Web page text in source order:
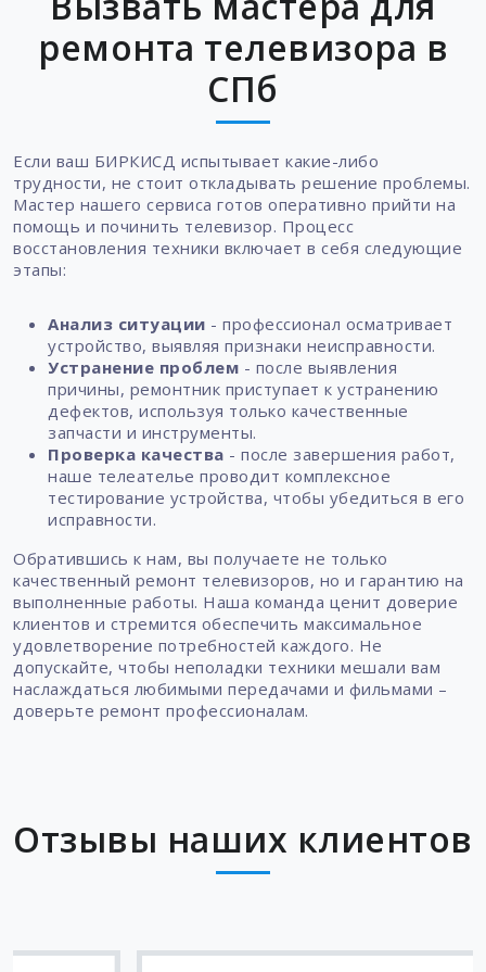
ремонта телевизора в
СПб
Если ваш БИРКИСД испытывает какие-либо
трудности, не стоит откладывать решение проблемы.
Мастер нашего сервиса готов оперативно прийти на
помощь и починить телевизор. Процесс
восстановления техники включает в себя следующие
этапы:
Анализ ситуации - профессионал осматривает
устройство, выявляя признаки неисправности.
Устранение проблем - после выявления
причины, ремонтник приступает к устранению
дефектов, используя только качественные
запчасти и инструменты.
Проверка качества - после завершения работ,
наше телеателье проводит комплексное
тестирование устройства, чтобы убедиться в его
исправности.
Обратившись к нам, вы получаете не только
качественный ремонт телевизоров, но и гарантию на
выполненные работы. Наша команда ценит доверие
клиентов и стремится обеспечить максимальное
удовлетворение потребностей каждого. Не
допускайте, чтобы неполадки техники мешали вам
наслаждаться любимыми передачами и фильмами –
доверьте ремонт профессионалам.
Отзывы наших клиентов